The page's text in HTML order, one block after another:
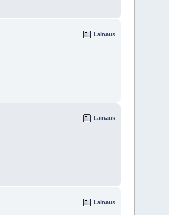
Lainaus
Lainaus
Lainaus